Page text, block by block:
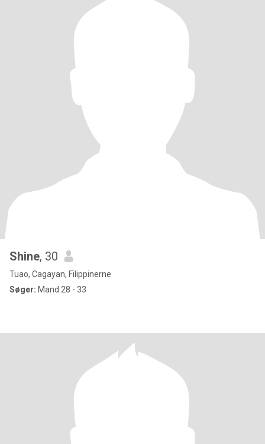
Shine, 30
Tuao, Cagayan, Filippinerne
Søger: Mand 28 - 33